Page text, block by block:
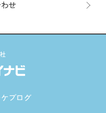
せ
ブログ